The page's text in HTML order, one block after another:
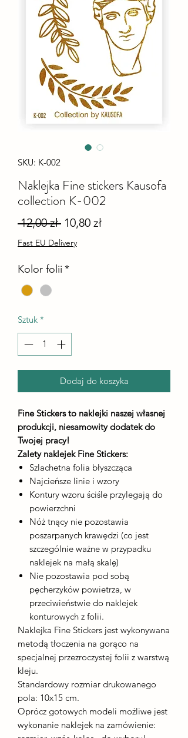
SKU: K-002
Naklejka Fine stiсkers Kausofa
collection K-002
12,00 zł Regularna
cena
10,80 złCena
Fast EU Delivery
Kolor folii *
Sztuk *
Dodaj do koszyka
Fine Stickers to naklejki naszej własnej
produkcji, niesamowity dodatek do
Twojej pracy!
Zalety naklejek Fine Stickers:
Szlachetna folia błyszcząca
Najcieńsze linie i wzory
Kontury wzoru ściśle przylegają do
powierzchni
Nóż tnący nie pozostawia
poszarpanych krawędzi (co jest
szczególnie ważne w przypadku
naklejek na małą skalę)
Nie pozostawia pod sobą
pęcherzyków powietrza, w
przeciwieństwie do naklejek
konturowych z folii.
Naklejka Fine Stickers jest wykonywana
metodą tłoczenia na gorąco na
specjalnej przezroczystej folii z warstwą
kleju.
Standardowy rozmiar drukowanego
pola: 10x15 cm.
Oprócz gotowych modeli możliwe jest
wykonanie naklejek na zamówienie: